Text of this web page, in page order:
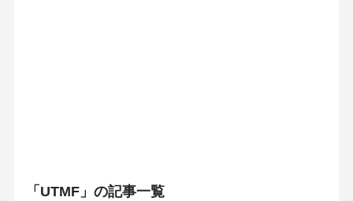
「UTMF」の記事一覧